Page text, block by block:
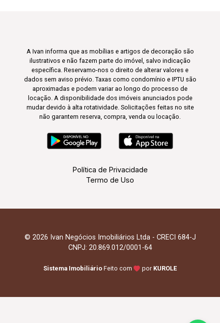
A Ivan informa que as mobílias e artigos de decoração são
ilustrativos e não fazem parte do imóvel, salvo indicação
específica. Reservamo-nos o direito de alterar valores e
dados sem aviso prévio. Taxas como condomínio e IPTU são
aproximadas e podem variar ao longo do processo de
locação. A disponibilidade dos imóveis anunciados pode
mudar devido à alta rotatividade. Solicitações feitas no site
não garantem reserva, compra, venda ou locação.
Política de Privacidade
Termo de Uso
© 2026 Ivan Negócios Imobiliários Ltda - CRECI 684-J
CNPJ: 20.869.012/0001-64
Sistema Imobiliário Feito com por KUROLE